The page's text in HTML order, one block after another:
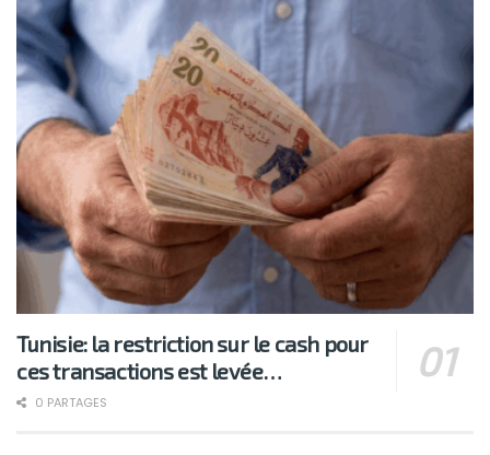
Tunisie: la restriction sur le cash pour
ces transactions est levée…
0 PARTAGES